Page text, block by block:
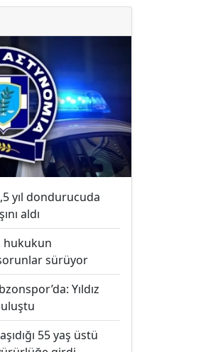
yıl dondurucuda
aldı
hukukun
sürüyor
Yıldız
55 yaş üstü